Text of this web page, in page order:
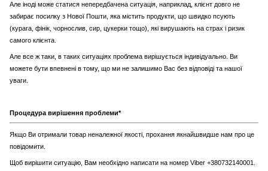
Але іноді може статися непередбачена ситуація, наприклад, клієнт довго не
забирає посилку з Нової Пошти, яка містить продукти, що швидко псують
(курага, фінік, чорнослив, сир, цукерки тощо), які вирушають на страх і ризик
самого клієнта.
Але все ж таки, в таких ситуаціях проблема вирішується індивідуально. Ви
можете бути впевнені в тому, що ми не залишимо Вас без відповіді та нашої
уваги.
Процедура вирішення проблеми*
Якщо Ви отримали товар неналежної якості, прохання якнайшвидше нам про це
повідомити.
Щоб вирішити ситуацію, Вам необхідно написати на номер Viber +380732140001.